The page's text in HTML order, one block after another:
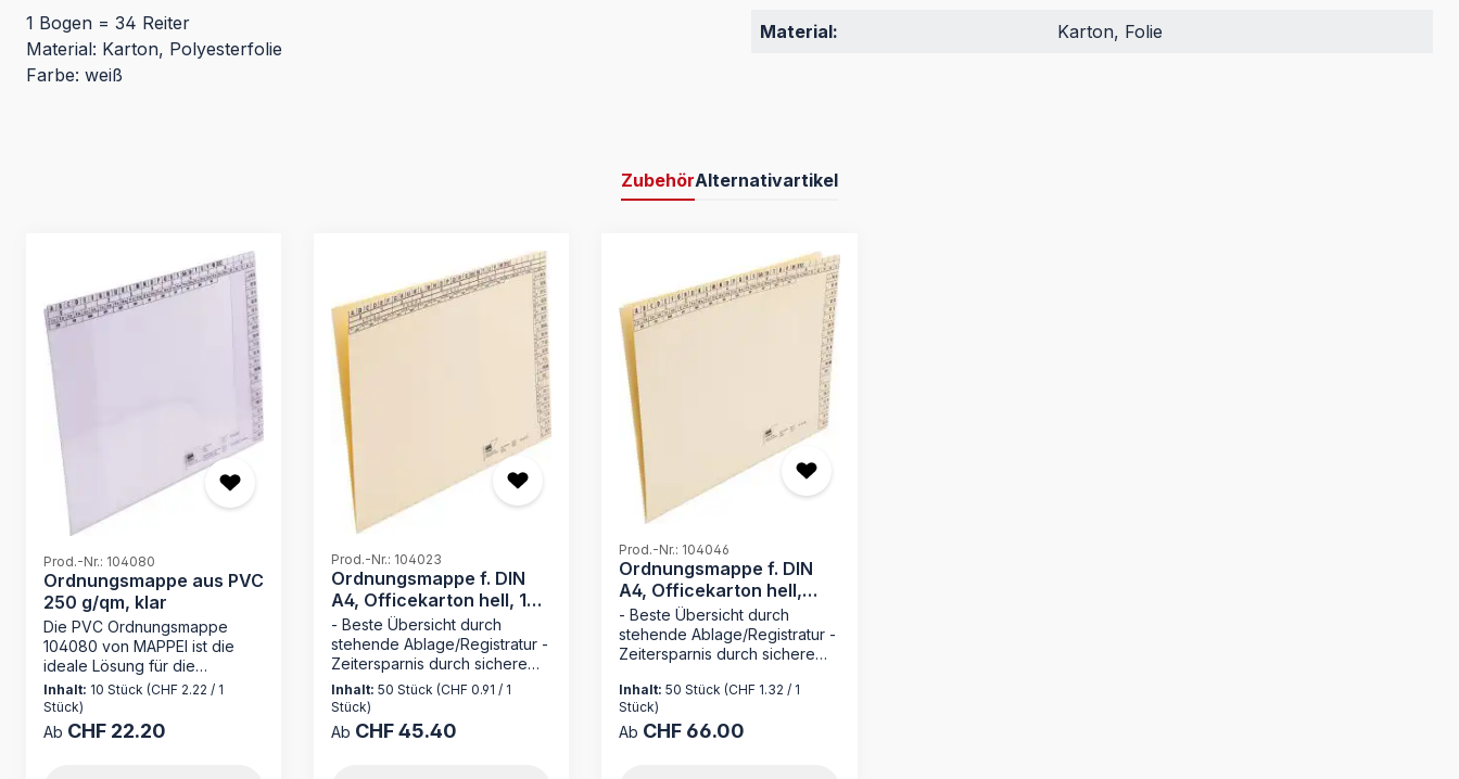
1 Bogen = 34 Reiter
Material: Karton, Polyesterfolie
Farbe: weiß
Material:
Karton, Folie
ZubehörAlternativartikel
Produktgalerie überspringen
Prod.-Nr.: 104080
Ordnungsmappe aus PVC
250 g/qm, klar
Die PVC Ordnungsmappe
104080 von MAPPEI ist die
ideale Lösung für die
geordnete Aufbewahrung
Ihrer Dokumente. Hergestellt
aus strapazierfähigem PVC mit
250 g/m² und ausgestattet mit
Inhalt: 10 Stück (CHF 2.22 / 1
Stück)
Regulärer Preis:
Ab CHF 22.20
Prod.-Nr.: 104023
Ordnungsmappe f. DIN
A4, Officekarton hell, 170
g/qm
- Beste Übersicht durch
stehende Ablage/Registratur -
Zeitersparnis durch sichere
Loseblattablage - ohne
Mechanik wie bei hängender
Registratur - Made in Germany
Entdecken Sie die
Inhalt:50 Stück(CHF 0.91 / 1
Stück)
Regulärer Preis:
Ab CHF 45.40
Prod.-Nr.: 104046
Ordnungsmappe f. DIN
A4, Officekarton hell,
230 g/qm
- Beste Übersicht durch
stehende Ablage/Registratur -
Zeitersparnis durch sichere
Mechanik wie bei hängender
Registratur - Made in Germany
Die Ordnungsmappe 104046
Inhalt:50 Stück(CHF 1.32 / 1
Stück)
Regulärer Preis:
Ab CHF 66.00